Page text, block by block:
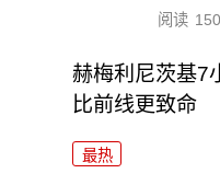
阅读
赫梅利尼茨基7
比前线更致命
最热